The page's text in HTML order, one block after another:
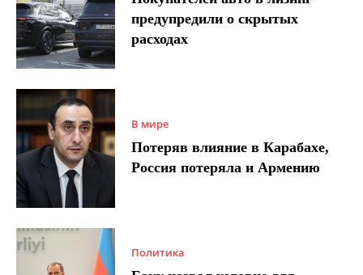
предупредили о скрытых
расходах
В мире
Потеряв влияние в Карабахе,
Россия потеряла и Армению
Политика